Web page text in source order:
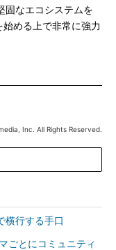
固なエコシステムを
める上で非常に強力
Inc. All Rights Reserved.
横行する手口
とにコミュニティ